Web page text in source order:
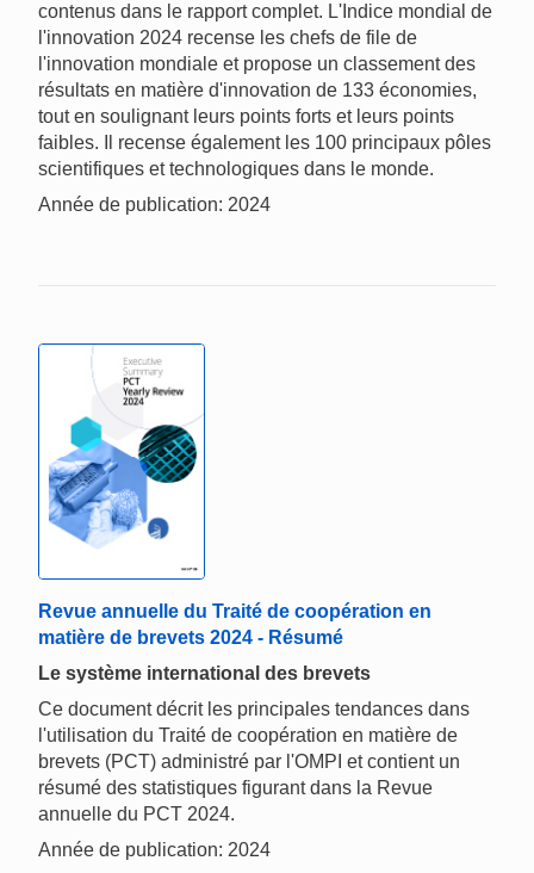
contenus dans le rapport complet. L'Indice mondial de
l'innovation 2024 recense les chefs de file de
l'innovation mondiale et propose un classement des
résultats en matière d'innovation de 133 économies,
tout en soulignant leurs points forts et leurs points
faibles. Il recense également les 100 principaux pôles
scientifiques et technologiques dans le monde.
Année de publication: 2024
Revue annuelle du Traité de coopération en
matière de brevets 2024 - Résumé
Le système international des brevets
Ce document décrit les principales tendances dans
l'utilisation du Traité de coopération en matière de
brevets (PCT) administré par l'OMPI et contient un
résumé des statistiques figurant dans la Revue
annuelle du PCT 2024.
Année de publication: 2024